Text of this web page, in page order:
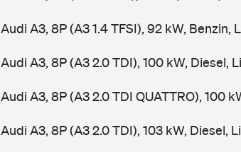
Audi A3, 8P (A3 1.4 TFSI), 92 kW, Benzin,
Audi A3, 8P (A3 2.0 TDI), 100 kW, Diesel,
Audi A3, 8P (A3 2.0 TDI QUATTRO), 100
Audi A3, 8P (A3 2.0 TDI), 103 kW, Diesel,